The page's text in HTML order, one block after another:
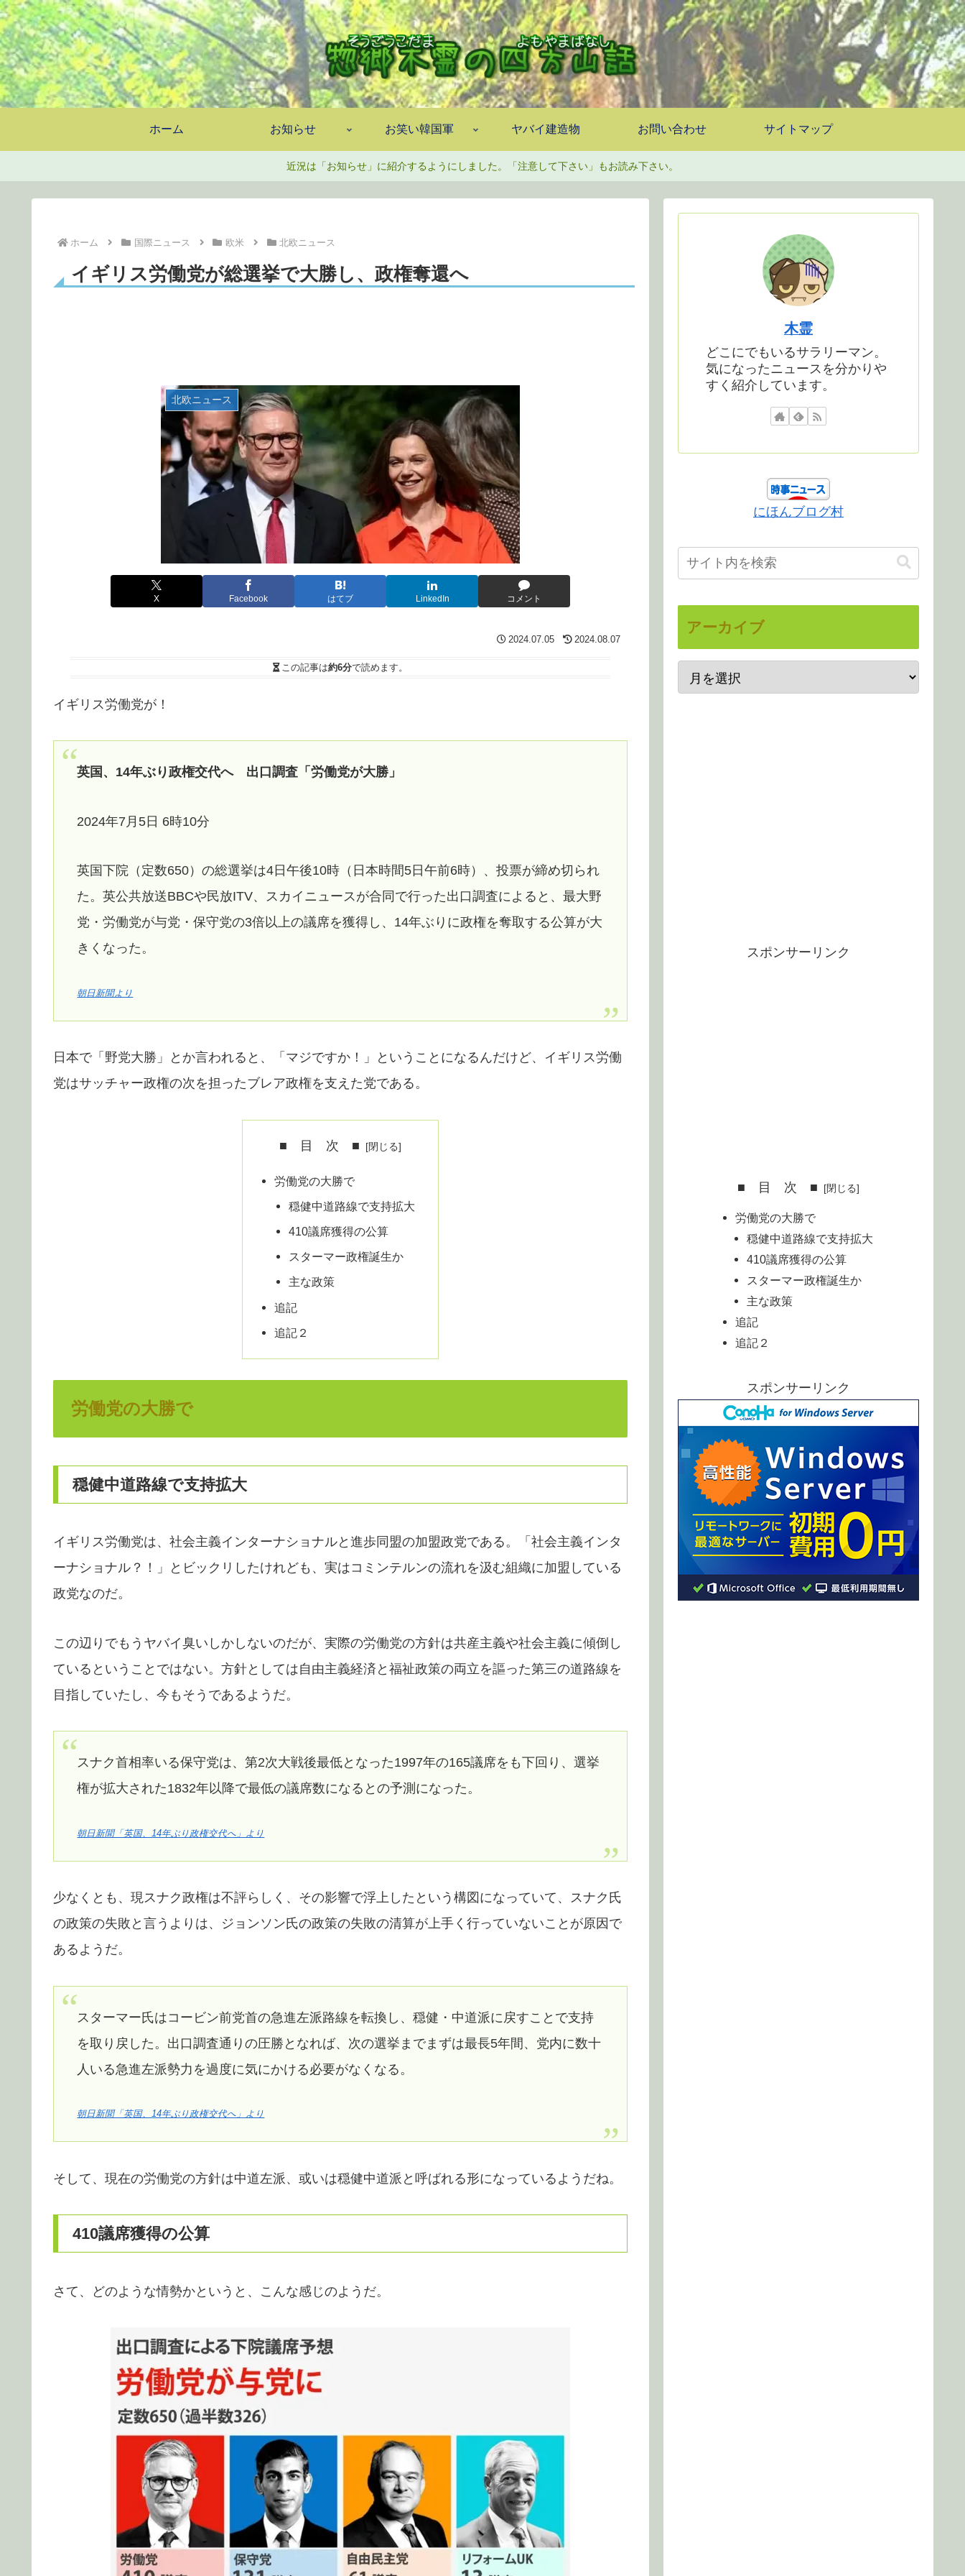
ホーム お知らせ お笑い韓国軍 ヤバイ建造物 お問い合わせ サイトマップ
近況は「お知らせ」に紹介するようにしました。「注意して下さい」もお読み下さい。
ホーム 国際ニュース 欧米 北欧ニュース
イギリス労働党が総選挙で大勝し、政権奪還へ
北欧ニュース
X Facebook はてブ LinkedIn コメント
2024.07.05 2024.08.07
この記事は約6分で読めます。
イギリス労働党が！
英国、14年ぶり政権交代へ 出口調査「労働党が大勝」
2024年7月5日 6時10分
英国下院（定数650）の総選挙は4日午後10時（日本時間5日午前6時）、投票が締め切られ
た。英公共放送BBCや民放ITV、スカイニュースが合同で行った出口調査によると、最大野
党・労働党が与党・保守党の3倍以上の議席を獲得し、14年ぶりに政権を奪取する公算が大
きくなった。
朝日新聞より
日本で「野党大勝」とか言われると、「マジですか！」ということになるんだけど、イギリス労働
党はサッチャー政権の次を担ったブレア政権を支えた党である。
■ 目 次 ■
労働党の大勝で
穏健中道路線で支持拡大
410議席獲得の公算
スターマー政権誕生か
主な政策
追記
追記２
労働党の大勝で
穏健中道路線で支持拡大
イギリス労働党は、社会主義インターナショナルと進歩同盟の加盟政党である。「社会主義インタ
ーナショナル？！」とビックリしたけれども、実はコミンテルンの流れを汲む組織に加盟している
政党なのだ。
この辺りでもうヤバイ臭いしかしないのだが、実際の労働党の方針は共産主義や社会主義に傾倒し
ているということではない。方針としては自由主義経済と福祉政策の両立を謳った第三の道路線を
目指していたし、今もそうであるようだ。
スナク首相率いる保守党は、第2次大戦後最低となった1997年の165議席をも下回り、選挙
権が拡大された1832年以降で最低の議席数になるとの予測になった。
朝日新聞「英国、14年ぶり政権交代へ」より
少なくとも、現スナク政権は不評らしく、その影響で浮上したという構図になっていて、スナク氏
の政策の失敗と言うよりは、ジョンソン氏の政策の失敗の清算が上手く行っていないことが原因で
あるようだ。
スターマー氏はコービン前党首の急進左派路線を転換し、穏健・中道派に戻すことで支持
を取り戻した。出口調査通りの圧勝となれば、次の選挙までまずは最長5年間、党内に数十
人いる急進左派勢力を過度に気にかける必要がなくなる。
朝日新聞「英国、14年ぶり政権交代へ」より
そして、現在の労働党の方針は中道左派、或いは穏健中道派と呼ばれる形になっているようだね。
410議席獲得の公算
さて、どのような情勢かというと、こんな感じのようだ。
木霊
どこにでもいるサラリーマン。
気になったニュースを分かりや
すく紹介しています。
にほんブログ村
アーカイブ
スポンサーリンク
■ 目 次 ■
労働党の大勝で
穏健中道路線で支持拡大
410議席獲得の公算
スターマー政権誕生か
主な政策
追記
追記２
スポンサーリンク